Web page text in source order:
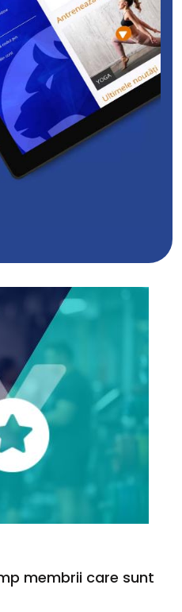
membrii care sunt